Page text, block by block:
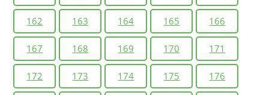
162 163 164 165 166
167 168 169 170 171
172 173 174 175 176